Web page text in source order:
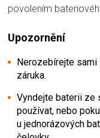
povolením
Upozornění
Nerozebírejte
záruka.
Vyndejte baterii ze
používat, nebo
u jednorázových